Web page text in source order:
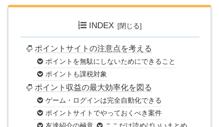
INDEX
ポイントサイトの注意点を考える
ポイントを無駄にしないためにできること
ポイントも課税対象
ポイント収益の最大効率化を図る
ゲーム・ログインは完全自動化できる
ポイントサイトでやっておくべき案件
友達紹介の極意
ここだけ読めばいいまとめ